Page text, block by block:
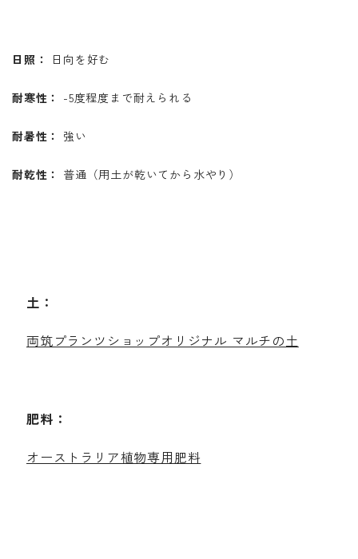
日照： 日向を好む
耐寒性： -5度程度まで耐えられる
耐暑性： 強い
耐乾性： 普通（用土が乾いてから水やり）
土：
両筑プランツショップオリジナル マルチの土
肥料：
オーストラリア植物専用肥料